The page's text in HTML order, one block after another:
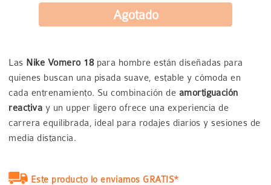
Las Nike Vomero 18para hombre están diseñadas para
quienes buscan una pisada suave, estable y cómoda en
cada entrenamiento. Su combinación de amortiguación
reactiva y un upper ligero ofrece una experiencia de
carrera equilibrada, ideal para rodajes diarios y sesiones de
media distancia.
Este producto lo enviamos GRATIS*